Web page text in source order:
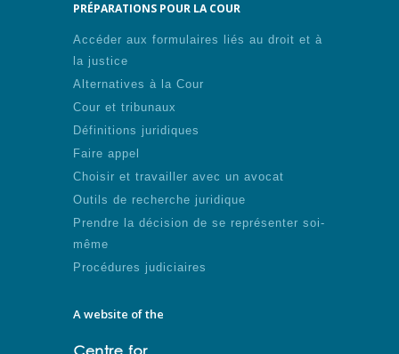
PRÉPARATIONS POUR LA COUR
Accéder aux formulaires liés au droit et à
la justice
Alternatives à la Cour
Cour et tribunaux
Définitions juridiques
Faire appel
Choisir et travailler avec un avocat
Outils de recherche juridique
Prendre la décision de se représenter soi-
même
Procédures judiciaires
A website of the